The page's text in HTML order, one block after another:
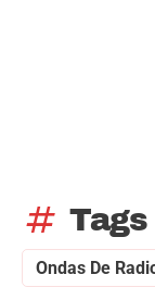
tag Tags
Ondas De